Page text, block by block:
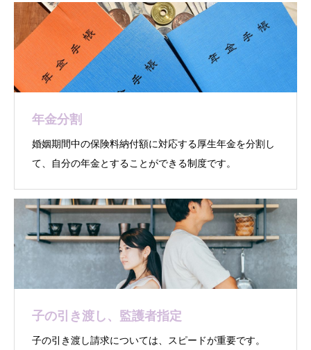
年金分割
婚姻期間中の保険料納付額に対応する厚生年金を分割し
て、自分の年金とすることができる制度です。
子の引き渡し、監護者指定
子の引き渡し請求については、スピードが重要です。